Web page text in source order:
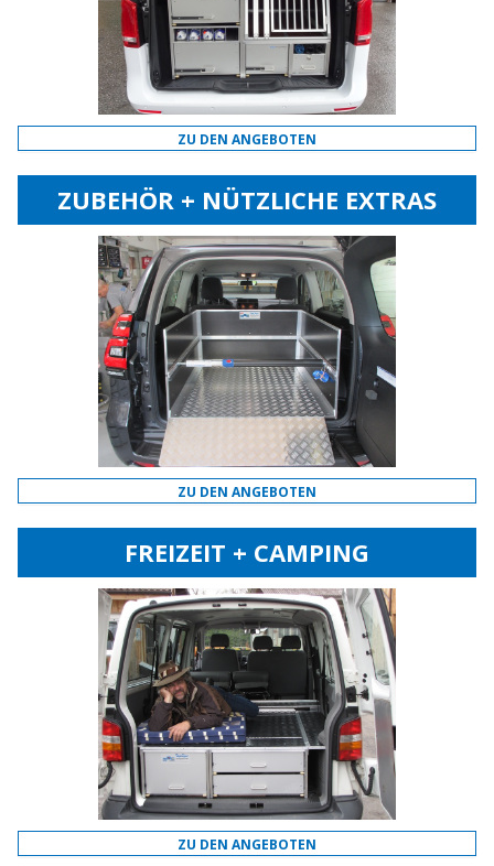
ZU DEN ANGEBOTEN
ZUBEHÖR + NÜTZLICHE EXTRAS
ZU DEN ANGEBOTEN
FREIZEIT + CAMPING
ZU DEN ANGEBOTEN